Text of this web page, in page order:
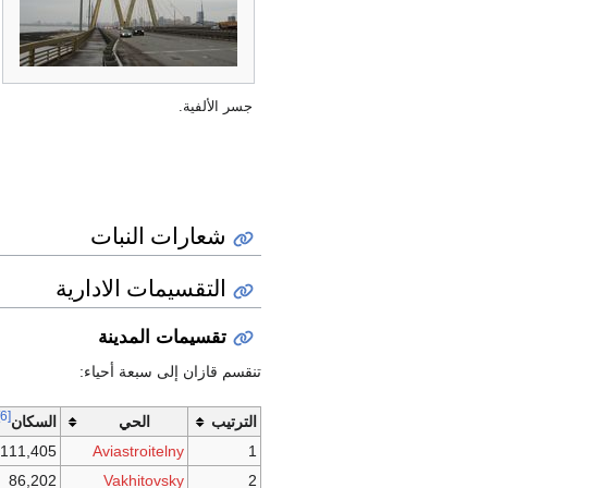
جسر الألفية.
شعارات النبات
التقسيمات الادارية
تقسيمات المدينة
تنقسم قازان إلى سبعة أحياء:
الترتيب الحي السكان[6]
1
Aviastroitelny
111,405
2
Vakhitovsky
86,202